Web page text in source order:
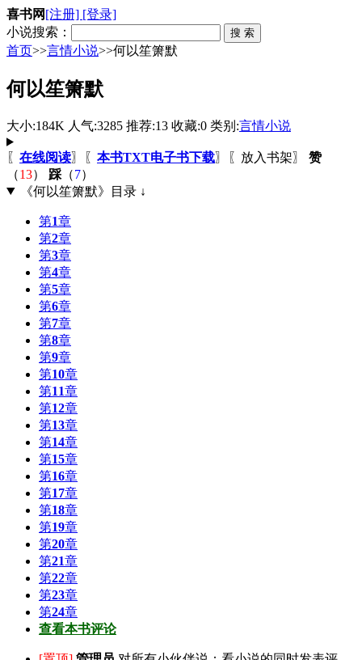
喜书网[注册] [登录]
小说搜索：
首页>>言情小说>>何以笙箫默
何以笙箫默
大小:184K 人气:3285 推荐:13 收藏:0 类别:言情小说
〖 在线阅读〗〖 本书TXT电子书下载〗〖 放入书架〗 赞
（13） 踩 （7）
《何以笙箫默》目录 ↓
第1章
第2章
第3章
第4章
第5章
第6章
第7章
第8章
第9章
第10章
第11章
第12章
第13章
第14章
第15章
第16章
第17章
第18章
第19章
第20章
第21章
第22章
第23章
第24章
查看本书评论